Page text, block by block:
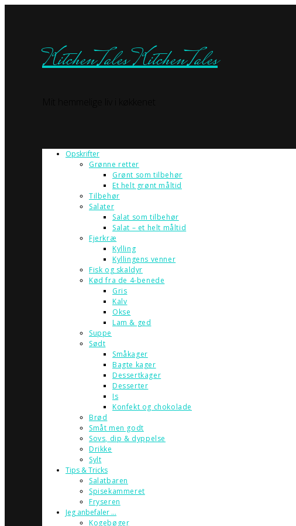
KitchenTalesKitchenTales
Opskrifter
Grønne retter
Grønt som tilbehør
Et helt grønt måltid
Tilbehør
Salater
Salat som tilbehør
Salat – et helt måltid
Fjerkræ
Kylling
Kyllingens venner
Fisk og skaldyr
Kød fra de 4-benede
Gris
Kalv
Okse
Lam & ged
Suppe
Sødt
Småkager
Bagte kager
Dessertkager
Desserter
Is
Konfekt og chokolade
Brød
Småt men godt
Sovs, dip & dyppelse
Drikke
Sylt
Tips & Tricks
Salatbaren
Spisekammeret
Fryseren
Jeg anbefaler …
Kogebøger